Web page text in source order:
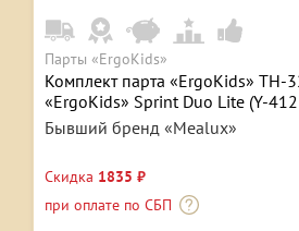
Парты «ErgoKids»
Комплект парта «ErgoKids» TH-
«ErgoKids» Sprint Duo Lite (Y-
Бывший бренд «Mealux»
Скидка 1835 ₽
при оплате по СБП